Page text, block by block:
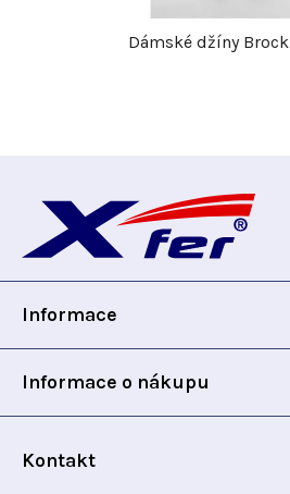
Dámské džíny Brock
p
Informace
Informace o nákupu
Kontakt